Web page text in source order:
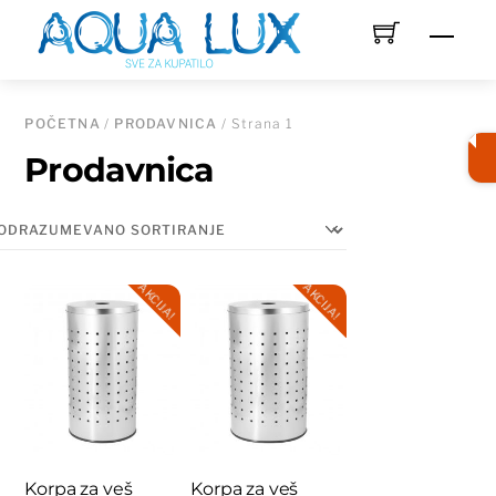
POČETNA/ PRODAVNICA / Strana 1
Prodavnica
AKCIJA!
Korpa za veš
AKCIJA!
Korpa za veš